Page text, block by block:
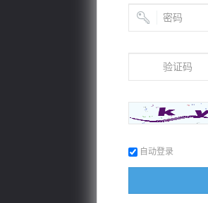
自动登录